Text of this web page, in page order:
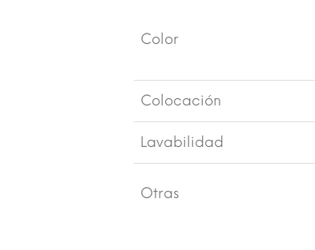
Color
Colocación
Lavabilidad
Otras